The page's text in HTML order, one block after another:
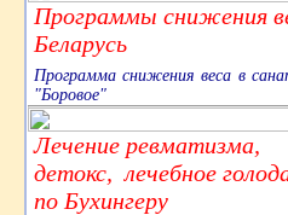
Программы снижения
Беларусь
Программа снижения веса в
"Боровое"
Лечение ревматизма,
детокс, лечебное
по Бухингеру